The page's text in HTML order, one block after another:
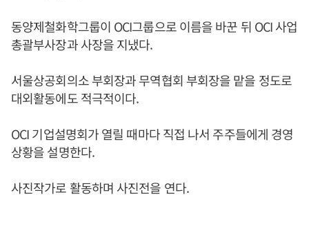
동양제철화학그룹이 OCI그룹으로 이름을 바꾼 뒤 OCI 사업
총괄부사장과 사장을 지냈다.
서울상공회의소 부회장과 무역협회 부회장을 맡을 정도로
대외활동에도 적극적이다.
OCI 기업설명회가 열릴 때마다 직접 나서 주주들에게 경영
상황을 설명한다.
사진작가로 활동하며 사진전을 연다.